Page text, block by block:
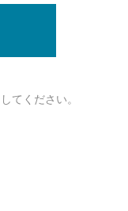
てください。